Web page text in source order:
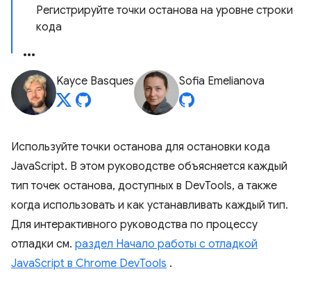
Регистрируйте точки останова на уровне строки
кода
Kayce Basques Sofia Emelianova
Используйте точки останова для остановки кода
JavaScript. В этом руководстве объясняется каждый
тип точек останова, доступных в DevTools, а также
когда использовать и как устанавливать каждый тип.
Для интерактивного руководства по процессу
отладки см. раздел Начало работы с отладкой
JavaScript в Chrome DevTools .